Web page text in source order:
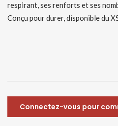
respirant, ses renforts et ses
Conçu pour durer, disponible du
Connectez-vous pour